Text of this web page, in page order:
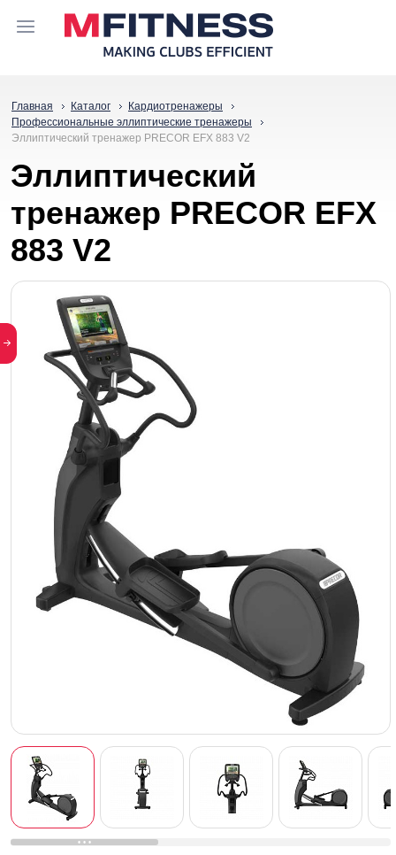
Главная Каталог
Кардиотренажеры
Профессиональные эллиптические тренажеры
Эллиптический тренажер PRECOR EFX 883 V2
Эллиптический
тренажер PRECOR EFX
883 V2